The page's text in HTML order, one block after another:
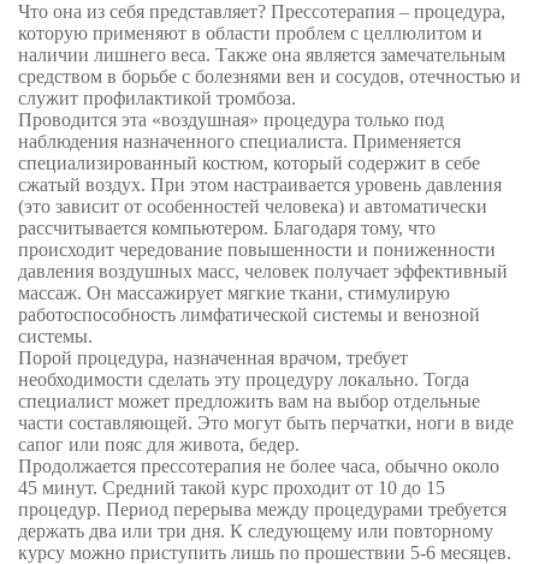
Что она из себя представляет? Прессотерапия – процедура,
которую применяют в области проблем с целлюлитом и
наличии лишнего веса. Также она является замечательным
средством в борьбе с болезнями вен и сосудов, отечностью и
служит профилактикой тромбоза.
Проводится эта «воздушная» процедура только под
наблюдения назначенного специалиста. Применяется
специализированный костюм, который содержит в себе
сжатый воздух. При этом настраивается уровень давления
(это зависит от особенностей человека) и автоматически
рассчитывается компьютером. Благодаря тому, что
происходит чередование повышенности и пониженности
давления воздушных масс, человек получает эффективный
массаж. Он массажирует мягкие ткани, стимулирую
работоспособность лимфатической системы и венозной
системы.
Порой процедура, назначенная врачом, требует
необходимости сделать эту процедуру локально. Тогда
специалист может предложить вам на выбор отдельные
части составляющей. Это могут быть перчатки, ноги в виде
сапог или пояс для живота, бедер.
Продолжается прессотерапия не более часа, обычно около
45 минут. Средний такой курс проходит от 10 до 15
процедур. Период перерыва между процедурами требуется
держать два или три дня. К следующему или повторному
курсу можно приступить лишь по прошествии 5-6 месяцев.